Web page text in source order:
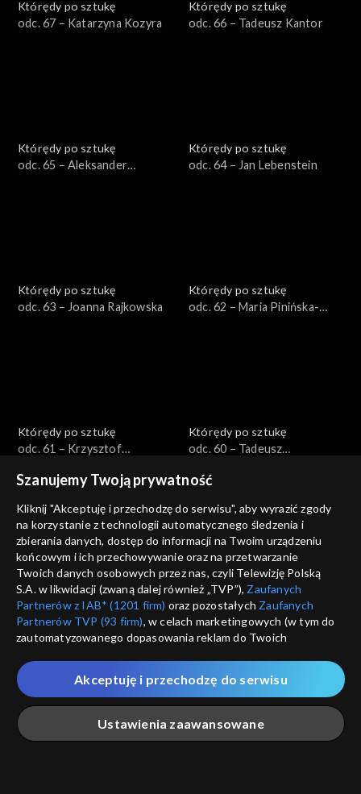
Którędy po sztukę
odc. 67 – Katarzyna Kozyra
Którędy po sztukę
odc. 66 – Tadeusz Kantor
Którędy po sztukę
odc. 65 – Aleksander
Którędy po sztukę
odc. 64 – Jan Lebenstein
Którędy po sztukę
odc. 63 – Joanna Rajkowska
Którędy po sztukę
odc. 62 – Maria Pinińska-
Którędy po sztukę
odc. 61 – Krzysztof
Którędy po sztukę
odc. 60 – Tadeusz
Którędy po sztukę
odc. 59 – Izabella Gustowska
Którędy po sztukę
odc. 58 – Maria Jarema
Którędy po sztukę
odc. 57 – Waldemar
odc. 56 – Grupa Luxus
Szanujemy Twoją prywatność
Kliknij "Akceptuję i przechodzę do serwisu", aby wyrazić zgody
na korzystanie z technologii automatycznego śledzenia i
zbierania danych, dostęp do informacji na Twoim urządzeniu
końcowym i ich przechowywanie oraz na przetwarzanie
Twoich danych osobowych przez nas, czyli Telewizję Polską
S.A. w likwidacji (zwaną dalej również „TVP”), Zaufanych
Partnerów z IAB* (1201 firm) oraz pozostałych Zaufanych
Partnerów TVP (93 firm), w celach marketingowych (w tym do
zautomatyzowanego dopasowania reklam do Twoich
które wskazujemy poniżej, a także zgody na udostępnianie
przez nas identyfikatora PPID do Google.
Twoje dane osobowe zbierane podczas odwiedzania przez
Ciebie naszych
poszczególnych serwisówzwanych dalej
„Portalem”, w tym informacje zapisywane za pomocą
Ustawienia zaawansowane
Akceptuję i przechodzę do serwisu